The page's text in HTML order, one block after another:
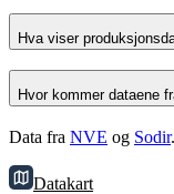
Hva viser
Hvor kommer dataene
Data fra NVE og Sodir
Datakart